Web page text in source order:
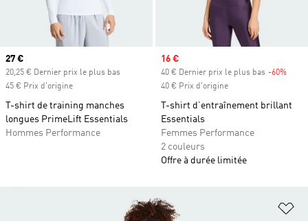
Prix actuel
27 €
20,25 € Dernier prix le plus bas
45 € Prix d'origine
T-shirt de training manches
longues PrimeLift Essentials
Hommes Performance
Prix soldé
16 €
40 € Dernier prix le plus bas -60%
40 € Prix d'origine
T-shirt d’entraînement brillant
Essentials
Femmes Performance
2 couleurs
Offre à durée limitée